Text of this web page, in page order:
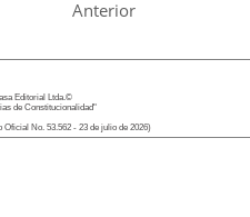
Anterior
Editorial Ltda.©
de Constitucionalidad"
No. 53.562 - 23 de julio de 2026)